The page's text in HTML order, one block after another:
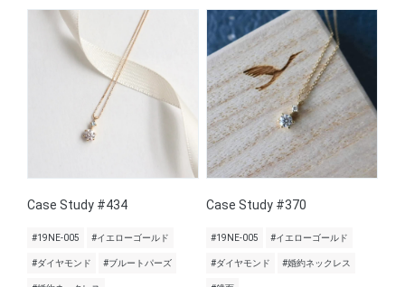
Case Study #434
#19NE-005 #イエローゴールド
#ダイヤモンド #ブルートパーズ
Case Study #370
#19NE-005 #イエローゴールド
#ダイヤモンド #婚約ネックレス